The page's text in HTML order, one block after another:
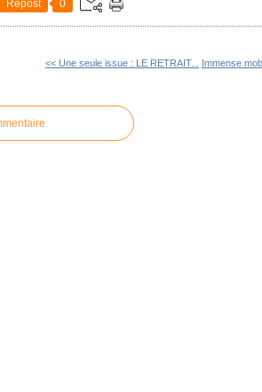
Repost 0
<< Une seule issue : LE RETRAIT... Immense